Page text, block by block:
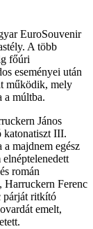
EuroSouvenir
A több
főúri
eseményei után
működik, mely
a múltba.
János
katonatiszt III.
majdnem egész
román
Harruckern Ferenc
párját ritkító
emelt,